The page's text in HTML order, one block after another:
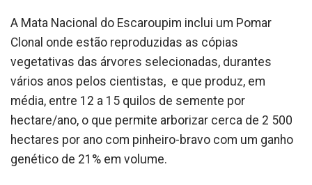
A Mata Nacional do Escaroupim inclui um Pomar
Clonal onde estão reproduzidas as cópias
vegetativas das árvores selecionadas, durantes
vários anos pelos cientistas, e que produz, em
média, entre 12 a 15 quilos de semente por
hectare/ano, o que permite arborizar cerca de 2 500
hectares por ano com pinheiro-bravo com um ganho
genético de 21% em volume.